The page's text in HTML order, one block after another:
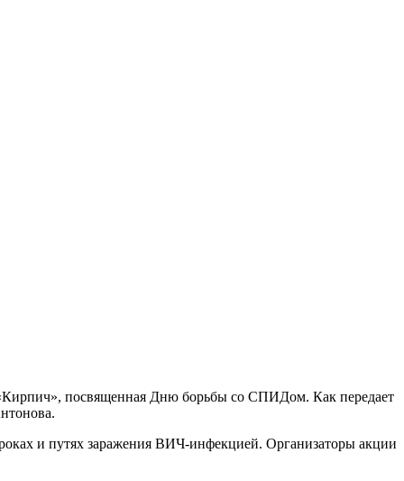
посвященная Дню борьбы со СПИДом. Как передает
и путях заражения ВИЧ-инфекцией. Организаторы акции